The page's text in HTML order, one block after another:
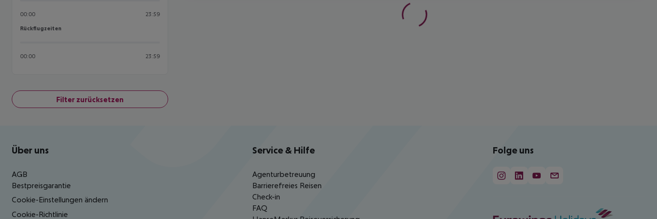
00:00 23:59
Rückflugzeiten
Rückflugzeiten
00:00 23:59
Filter zurücksetzen
Footer navigation
Über uns
AGB
Bestpreisgarantie
Cookie-Einstellungen ändern
Cookie-Richtlinie
Service & Hilfe
Agenturbetreuung
Barrierefreies Reisen
Check-in
FAQ
Folge uns